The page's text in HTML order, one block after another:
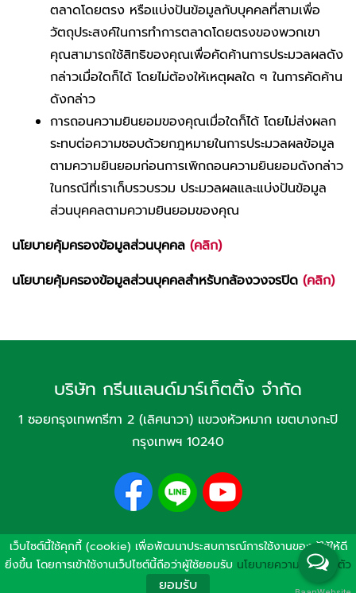
ตลาดโดยตรง หรือแบ่งปันข้อมูลกับบุคคลที่สามเพื่อ
วัตถุประสงค์ในการทำการตลาดโดยตรงของพวกเขา
คุณสามารถใช้สิทธิของคุณเพื่อคัดค้านการประมวลผลดัง
กล่าวเมื่อใดก็ได้ โดยไม่ต้องให้เหตุผลใด ๆ ในการคัดค้าน
ดังกล่าว
การถอนความยินยอมของคุณเมื่อใดก็ได้ โดยไม่ส่งผลก
ระทบต่อความชอบด้วยกฎหมายในการประมวลผลข้อมูล
ตามความยินยอมก่อนการเพิกถอนความยินยอมดังกล่าว
ในกรณีที่เราเก็บรวบรวม ประมวลผลและแบ่งปันข้อมูล
ส่วนบุคคลตามความยินยอมของคุณ
นโยบายคุ้มครองข้อมูลส่วนบุคคล (คลิก)
นโยบายคุ้มครองข้อมูลส่วนบุคคลสำหรับกล้องวงจรปิด (คลิก)
บริษัท กรีนแลนด์มาร์เก็ตติ้ง จำกัด
1 ซอยกรุงเทพกรีฑา 2 (เลิศนาวา) แขวงหัวหมาก เขตบางกะปิ
กรุงเทพฯ 10240
Copyright © 2021 www.greenlandmarketing.com
บ้านเว็บไซต์| นโยบายความเป็นส่วนตัว
เว็บไซต์นี้ใช้คุกกี้ (cookie) เพื่อพัฒนาประสบการณ์การใช้งานของผู้ใช้ให้ดี
ยิ่งขึ้น โดยการเข้าใช้งานเว็ปไซต์นี้ถือว่าผู้ใช้ยอมรับ นโยบายความเป็นส่วนตัว
ยอมรับ